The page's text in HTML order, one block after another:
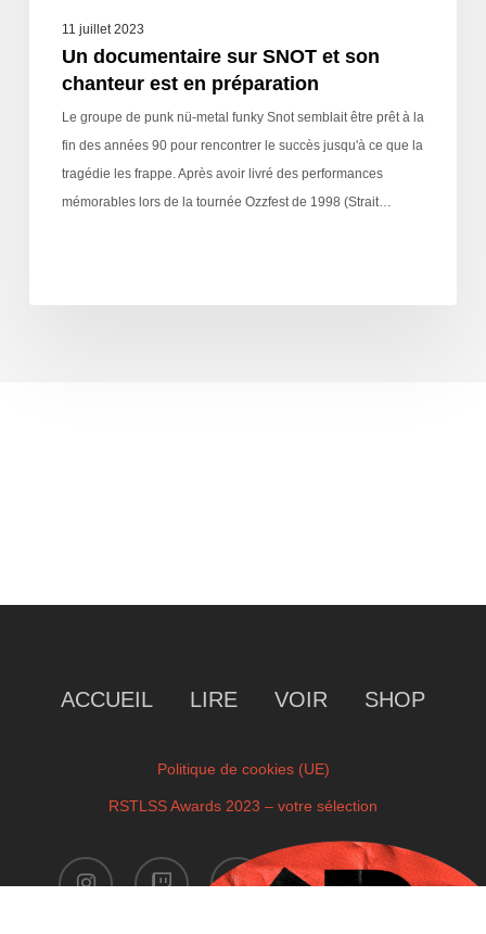
11 juillet 2023
Un documentaire sur SNOT et son
chanteur est en préparation
Le groupe de punk nü-metal funky Snot semblait être prêt à la
fin des années 90 pour rencontrer le succès jusqu'à ce que la
tragédie les frappe. Après avoir livré des performances
mémorables lors de la tournée Ozzfest de 1998 (Strait…
ACCUEIL LIRE VOIR SHOP
Politique de cookies (UE)
RSTLSS Awards 2023 – votre sélection
instagram twitch facebook youtube
x-
twitter